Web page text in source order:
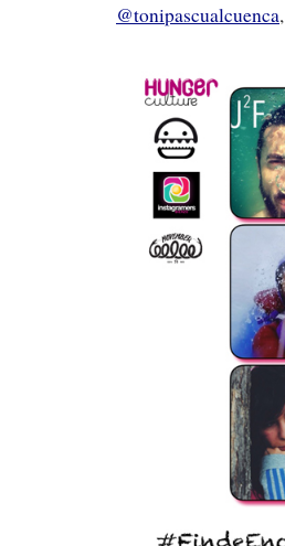
@tonipascualcuenca,